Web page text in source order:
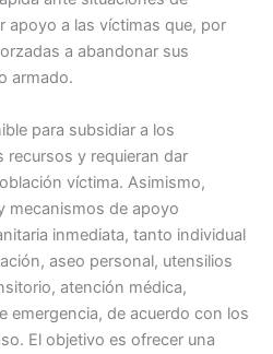
apoyo a las víctimas que, por
a abandonar sus
armado.
para subsidiar a los
recursos y requieran dar
víctima. Asimismo,
mecanismos de apoyo
inmediata, tanto individual
aseo personal, utensilios
atención médica,
emergencia, de acuerdo con los
El objetivo es ofrecer una